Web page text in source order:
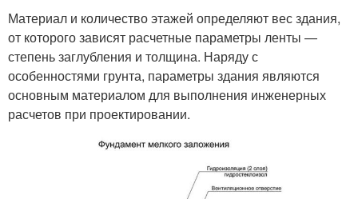
Материал и количество этажей определяют вес здания,
от которого зависят расчетные параметры ленты —
степень заглубления и толщина. Наряду с
особенностями грунта, параметры здания являются
основным материалом для выполнения инженерных
расчетов при проектировании.